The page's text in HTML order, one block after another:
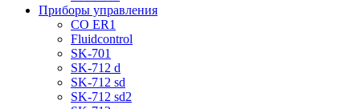
Приборы управления
CO ER1
Fluidcontrol
SK-701
SK-712 d
SK-712 sd
SK-712 sd2